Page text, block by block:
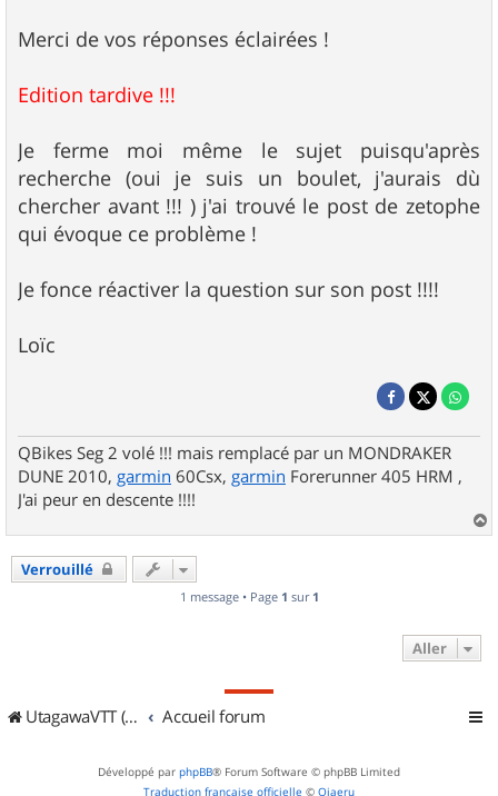
Merci de vos réponses éclairées !
Edition tardive !!!
Je ferme moi même le sujet puisqu'après
recherche (oui je suis un boulet, j'aurais dù
chercher avant !!! ) j'ai trouvé le post de zetophe
qui évoque ce problème !
Je fonce réactiver la question sur son post !!!!
Loïc
QBikes Seg 2 volé !!! mais remplacé par un MONDRAKER
DUNE 2010, garmin 60Csx, garmin Forerunner 405 HRM ,
J'ai peur en descente !!!!
a
Verrouillé
1 message • Page 1 sur 1
Aller
UtagawaVTT (Randos VTT et VTTAE avec traces GPS) Accueil forum
Développé par phpBB® Forum Software © phpBB Limited
Traduction française officielle © Qiaeru